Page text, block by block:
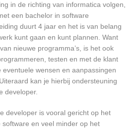
in de richting van informatica volgen,
een bachelor in software
duurt 4 jaar en het is van belang
kunt gaan en kunt plannen. Want
nieuwe programma’s, is het ook
testen en met de klant
eventuele wensen en aanpassingen
kan je hierbij ondersteuning
developer.
developer is vooral gericht op het
en veel minder op het